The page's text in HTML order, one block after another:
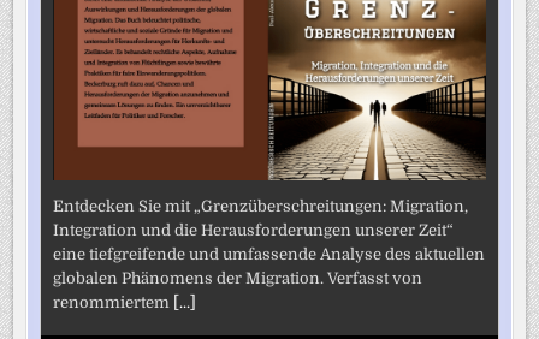
Entdecken Sie mit „Grenzüberschreitungen: Migration,
Integration und die Herausforderungen unserer Zeit“
eine tiefgreifende und umfassende Analyse des aktuellen
globalen Phänomens der Migration. Verfasst von
renommiertem [...]